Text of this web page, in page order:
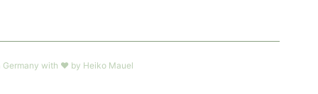
Germany with ❤︎ by Heiko Mauel